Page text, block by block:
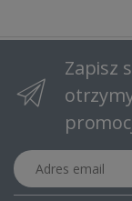
Zapisz
Adres email